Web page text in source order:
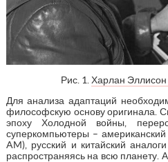
Рис. 1. Харлан Эллисон
Для анализа адаптаций
философскую основу оригинала.
эпоху Холодной войны,
суперкомпьютеры –
AM), русский и китайский
распространяясь на всю планету.